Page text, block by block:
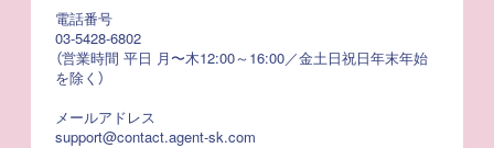
電話番号
03-5428-6802
（営業時間 平日 月〜木12:00～16:00／金土日祝日年末年始
を除く）
メールアドレス
support@contact.agent-sk.com